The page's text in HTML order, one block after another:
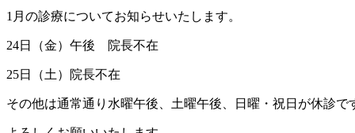
1月の診療についてお知らせいたします。
24日（金）午後 院長不在
25日（土）院長不在
その他は通常通り水曜午後、土曜午後、日曜・祝日が休診で